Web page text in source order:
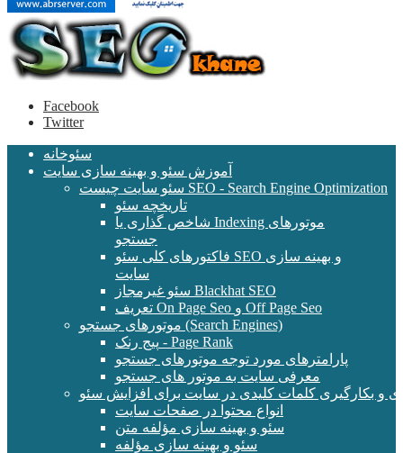
Facebook
Twitter
سئوخانه
آموزش سئو و بهینه سازی سایت
سئو سایت چیست SEO - Search Engine Optimization
تاریخچه سئو
شاخص گذاری یا Indexing موتورهای
جستجو
فاکتورهای کلی سئو SEO و بهینه سازی
سایت
سئو غیرمجاز Blackhat SEO
تعریف On Page Seo و Off Page Seo
موتورهای جستجو (Search Engines)
پیج رنک - Page Rank
پارامترهای مورد توجه موتورهای جستجو
معرفی سایت به موتور های جستجو
و بکارگیری کلمات کلیدی در سایت برای افزایش سئو
انواع محتوا در صفحات سایت
سئو و بهینه سازی مؤلفه متن
سئو و بهینه سازی مؤلفه